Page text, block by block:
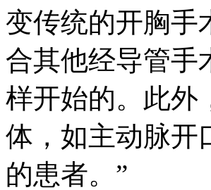
变传统的开胸手
合其他经导管手
样开始的。此外
体，如主动脉开
的患者。”